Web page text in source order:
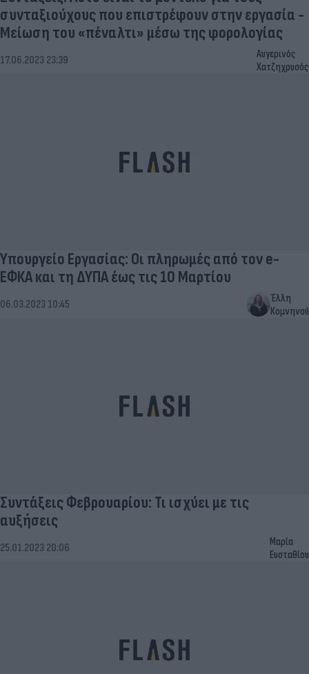
συνταξιούχους που επιστρέφουν στην εργασία -
Μείωση του «πέναλτι» μέσω της φορολογίας
17.06.2023 23:39
Αυγερινός
Χατζηχρυσός
Υπουργείο Εργασίας: Οι πληρωμές από τον e-
ΕΦΚΑ και τη ΔΥΠΑ έως τις 10 Μαρτίου
06.03.2023 10:45
Έλλη
Κομνηνού
Συντάξεις Φεβρουαρίου: Τι ισχύει με τις
αυξήσεις
25.01.2023 20:06
Μαρία
Ευσταθίου